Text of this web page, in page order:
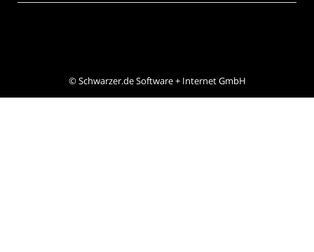
©Schwarzer.de Software + Internet GmbH